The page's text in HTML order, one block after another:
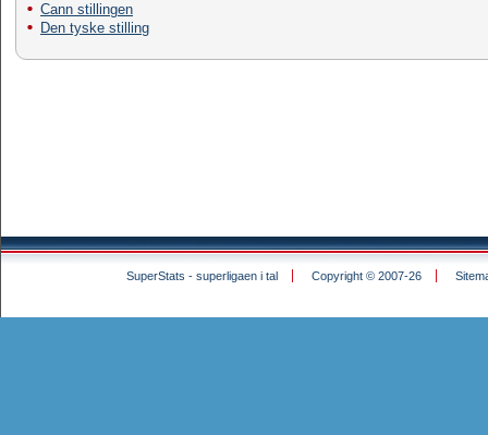
Cann stillingen
Den tyske stilling
SuperStats - superligaen i tal Copyright © 2007-26